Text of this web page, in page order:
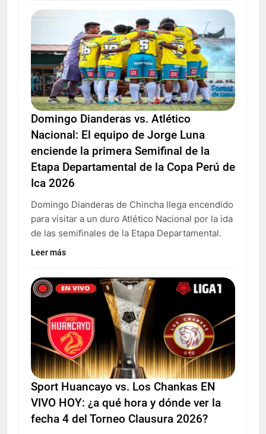
Domingo Dianderas vs. Atlético
Nacional: El equipo de Jorge Luna
enciende la primera Semifinal de la
Etapa Departamental de la Copa Perú de
Ica 2026
Domingo Dianderas de Chincha llega encendido
para visitar a un duro Atlético Nacional por la ida
de las semifinales de la Etapa Departamental.
Leer más
Sport Huancayo vs. Los Chankas EN
VIVO HOY: ¿a qué hora y dónde ver la
fecha 4 del Torneo Clausura 2026?